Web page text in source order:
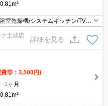
室乾燥機/システムキッチン/TVイ
ラ/エアコン2台/ペット相談/シャ
ロックキー/シューズボックス/B
ラス/クロゼット/バルコニー/室内
ゴミ置き場
土岐店
詳細を見る
費等：3,500円)
1ヶ月